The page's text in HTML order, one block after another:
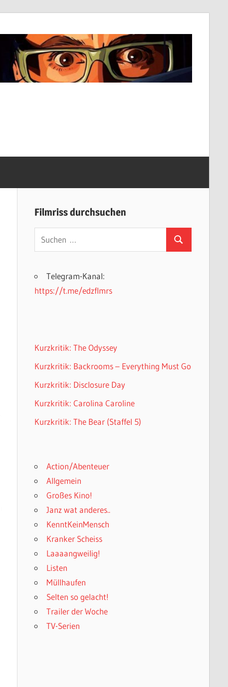
Filmriss durchsuchen
Suchen
nach:
Suchen
Telegram-Kanal:
https://t.me/edzflmrs
Kurzkritik: The Odyssey
Kurzkritik: Backrooms – Everything Must Go
Kurzkritik: Disclosure Day
Kurzkritik: Carolina Caroline
Kurzkritik: The Bear (Staffel 5)
Action/Abenteuer
Allgemein
Großes Kino!
Janz wat anderes..
KenntKeinMensch
Kranker Scheiss
Laaaangweilig!
Listen
Müllhaufen
Selten so gelacht!
Trailer der Woche
TV-Serien